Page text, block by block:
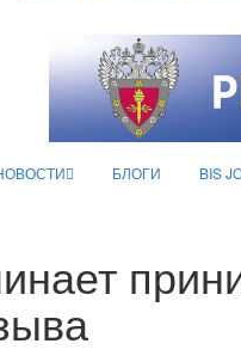
БЛОГИ BIS